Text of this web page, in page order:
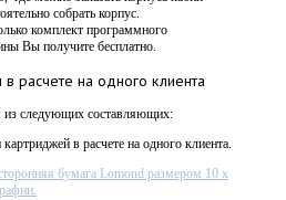
собрать корпус.
комплект программного
Вы получите бесплатно.
в расчете на одного клиента
из следующих составляющих:
в расчете на одного клиента.
бумага Lomond размером 10 х